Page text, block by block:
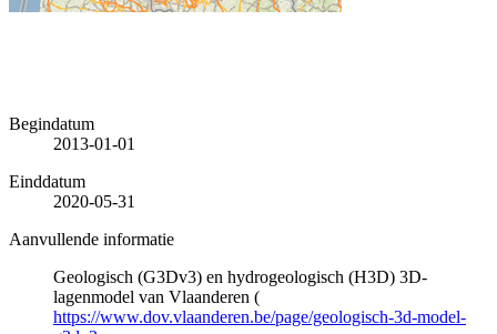
Begindatum
2013-01-01
Einddatum
2020-05-31
Aanvullende informatie
Geologisch (G3Dv3) en hydrogeologisch (H3D) 3D-
lagenmodel van Vlaanderen (
https://www.dov.vlaanderen.be/page/geologisch-3d-model-